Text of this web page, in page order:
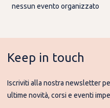
nessun evento organizzato
Keep in touch
Iscriviti alla nostra newsletter
ultime novità, corsi e eventi